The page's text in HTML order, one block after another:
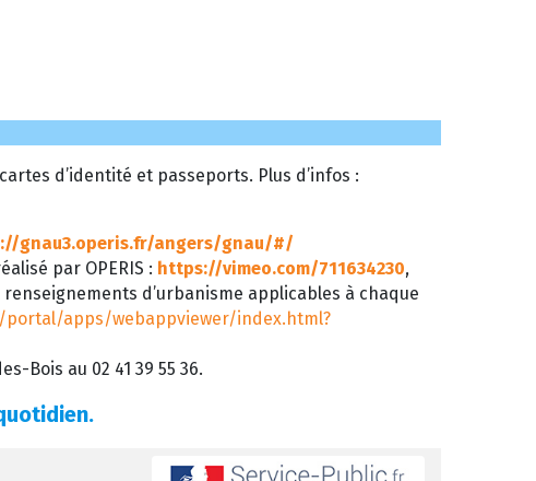
d’identité et passeports. Plus d’infos :
gnau3.operis.fr/angers/gnau/#/
par OPERIS : https://vimeo.com/711634230,
d’urbanisme applicables à chaque
apps/webappviewer/index.html?
Bois au 02 41 39 55 36.